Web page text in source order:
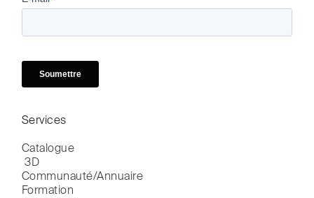
Services
Catalogue
3D
Communauté/Annuaire
Formation